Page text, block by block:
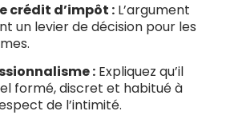
crédit d’impôt : L’argument
un levier de décision pour les
: Expliquez qu’il
formé, discret et habitué à
de l’intimité.